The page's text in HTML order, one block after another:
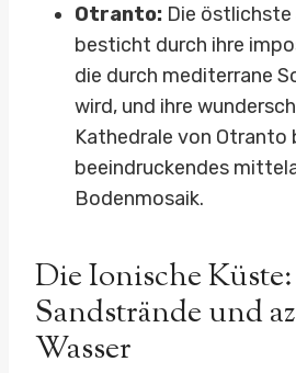
Otranto: Die
besticht durch ihre
die durch mediterrane
wird, und ihre
Kathedrale von Otranto
beeindruckendes
Bodenmosaik.
Die Ionische Küste:
Sandstrände und
Wasser